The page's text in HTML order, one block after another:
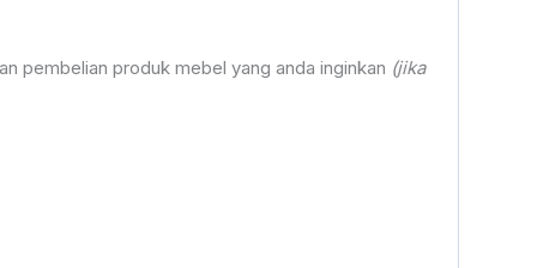
pembelian produk mebel yang anda inginkan (jika